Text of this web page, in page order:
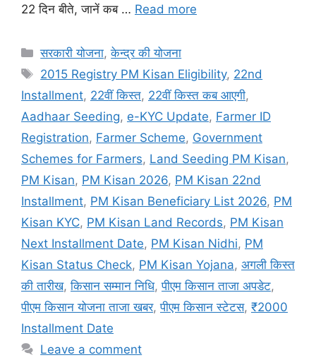
22 दिन बीते, जानें कब … Read more
Categories
सरकारी योजना,केन्द्र की योजना
Tags
2015 Registry PM Kisan Eligibility, 22nd
Installment, 22वीं किस्त, 22वीं किस्त कब आएगी,
Aadhaar Seeding, e-KYC Update, Farmer ID
Registration, Farmer Scheme, Government
Schemes for Farmers, Land Seeding PM Kisan,
PM Kisan, PM Kisan 2026, PM Kisan 22nd
Installment, PM Kisan Beneficiary List 2026, PM
Kisan KYC, PM Kisan Land Records, PM Kisan
Next Installment Date, PM Kisan Nidhi, PM
Kisan Status Check, PM Kisan Yojana, अगली किस्त
की तारीख,किसान सम्मान निधि,पीएम किसान ताजा अपडेट,
पीएम किसान योजना ताजा खबर,पीएम किसान स्टेटस, ₹2000
Installment Date
Leave a comment